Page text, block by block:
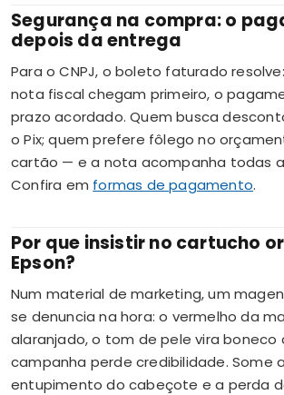
Segurança na compra: o
depois da entrega
Para o CNPJ, o boleto faturado
nota fiscal chegam primeiro, o
prazo acordado. Quem busca
o Pix; quem prefere fôlego no
cartão — e a nota acompanha todas
Confira em formas de pagamento.
Por que insistir no cartucho
Epson?
Num material de marketing, um
se denuncia na hora: o vermelho da
alaranjado, o tom de pele vira boneco
campanha perde credibilidade. Some
entupimento do cabeçote e a perda